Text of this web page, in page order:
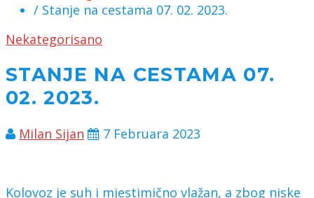
/ Stanje na cestama 07. 02. 2023.
Nekategorisano
STANJE NA CESTAMA 07.
02. 2023.
Milan Sijan 7 Februara 2023
Kolovoz je suh i mjestimično vlažan, a zbog niske